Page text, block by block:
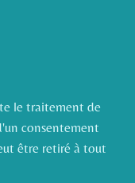
le traitement de
consentement
être retiré à tout